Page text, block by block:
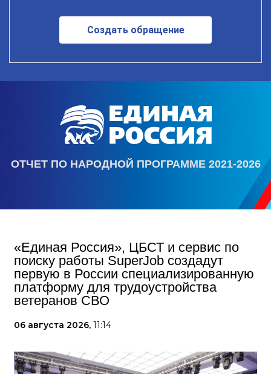
Создать обращение
ОТЧЕТ ПО НАРОДНОЙ ПРОГРАММЕ 2021-2026
«Единая Россия», ЦБСТ и сервис по
поиску работы SuperJob создадут
первую в России специализированную
платформу для трудоустройства
ветеранов СВО
06 августа 2026, 11:14